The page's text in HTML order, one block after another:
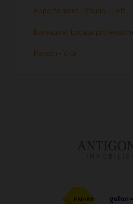
Appartement - Studio - Loft
Bureaux et Locaux
Maison - Villa